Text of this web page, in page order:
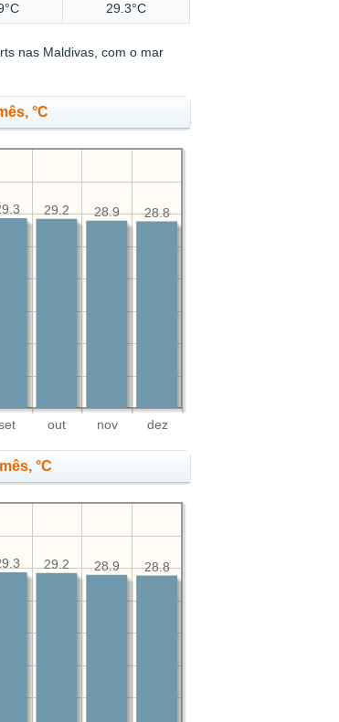
29.3°C
nas Maldivas, com o mar
°C
out nov dez
28.8
28.9
29.2
°C
28.8
28.9
29.2